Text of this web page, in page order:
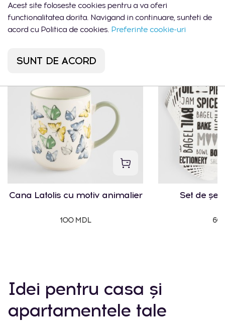
Ar putea să îți placă
Cana Latolis cu motiv animalier
100 MDL
Set de
60
Idei pentru casa și
apartamentele tale
Acest site foloseste cookies pentru a va oferi
functionalitatea dorita. Navigand in continuare, sunteti de
acord cu Politica de cookies. Preferinte cookie-uri
SUNT DE ACORD